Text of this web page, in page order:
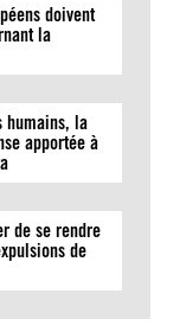
doivent
la
humains, la
apportée à
de se rendre
de